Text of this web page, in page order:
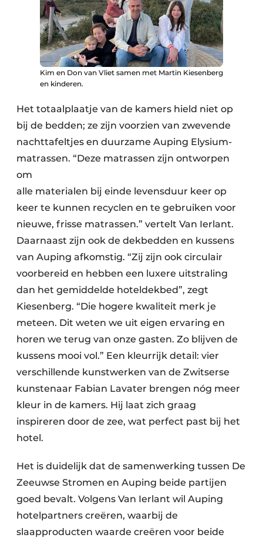
Kim en Don van Vliet samen met Martin Kiesenberg
en kinderen.
Het totaalplaatje van de kamers hield niet op
bij de bedden; ze zijn voorzien van zwevende
nachttafeltjes en duurzame Auping Elysium-
matrassen. “Deze matrassen zijn ontworpen
om
alle materialen bij einde levensduur keer op
keer te kunnen recyclen en te gebruiken voor
nieuwe, frisse matrassen.” vertelt Van Ierlant.
Daarnaast zijn ook de dekbedden en kussens
van Auping afkomstig. “Zij zijn ook circulair
voorbereid en hebben een luxere uitstraling
dan het gemiddelde hoteldekbed”, zegt
Kiesenberg. “Die hogere kwaliteit merk je
meteen. Dit weten we uit eigen ervaring en
horen we terug van onze gasten. Zo blijven de
kussens mooi vol.” Een kleurrijk detail: vier
verschillende kunstwerken van de Zwitserse
kunstenaar Fabian Lavater brengen nóg meer
kleur in de kamers. Hij laat zich graag
inspireren door de zee, wat perfect past bij het
hotel.
Het is duidelijk dat de samenwerking tussen De
Zeeuwse Stromen en Auping beide partijen
goed bevalt. Volgens Van Ierlant wil Auping
hotelpartners creëren, waarbij de
slaapproducten waarde creëren voor beide